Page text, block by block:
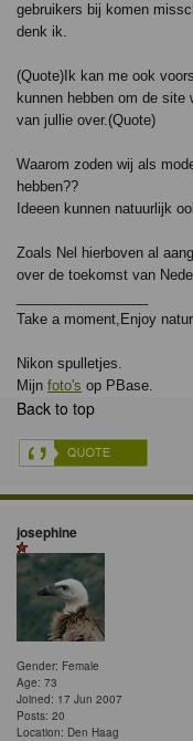
gebruikers bij komen
denk ik.
(Quote)Ik kan me ook
kunnen hebben om de
van jullie over.(Quote)
Waarom zoden wij als
hebben??
Ideeen kunnen natuurlijk
Zoals Nel hierboven al
over de toekomst van
Take a moment,Enjoy
Nikon spulletjes.
Mijn foto's op PBase.
Back to top
josephine
Gender: Female
Age: 73
Joined: 17 Jun 2007
Posts: 20
Location: Den Haag